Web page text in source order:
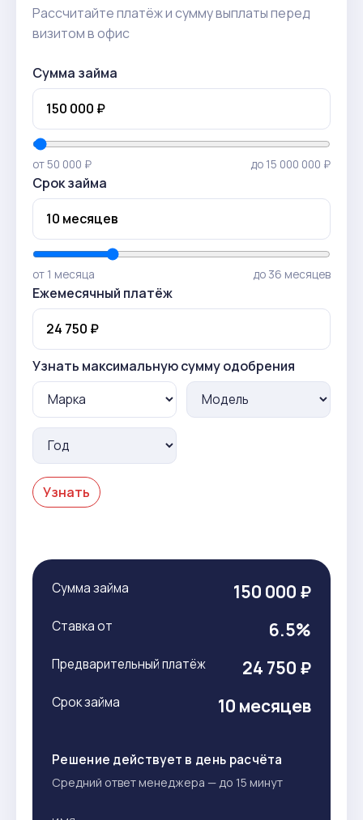
Рассчитайте платёж и сумму выплаты перед
визитом в офис
Сумма займа
от 50 000 ₽ до 15 000 000 ₽
Срок займа
от 1 месяца до 36 месяцев
Ежемесячный платёж
Узнать максимальную сумму одобрения
Узнать
Сумма займа 150 000 ₽
Ставка от 6.5%
Предварительный платёж 24 750 ₽
Срок займа 10 месяцев
Решение действует в день расчёта
Средний ответ менеджера — до 15 минут